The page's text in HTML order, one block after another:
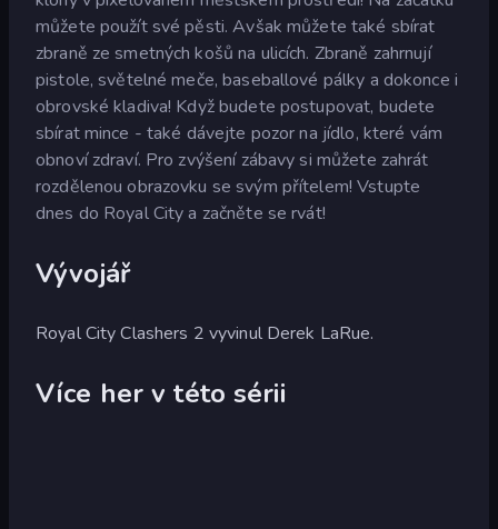
můžete použít své pěsti. Avšak můžete také sbírat
zbraně ze smetných košů na ulicích. Zbraně zahrnují
pistole, světelné meče, baseballové pálky a dokonce i
obrovské kladiva! Když budete postupovat, budete
sbírat mince - také dávejte pozor na jídlo, které vám
obnoví zdraví. Pro zvýšení zábavy si můžete zahrát
rozdělenou obrazovku se svým přítelem! Vstupte
dnes do Royal City a začněte se rvát!
Vývojář
Royal City Clashers 2 vyvinul Derek LaRue.
Více her v této sérii